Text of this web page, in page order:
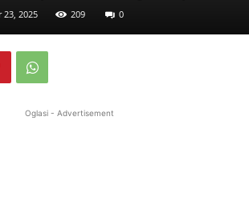
23, 2025 209 0
Oglasi - Advertisement